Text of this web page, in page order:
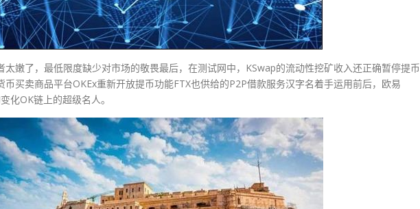
太嫩了，最低限度缺少对市场的敬畏最后，在测试网中，KSwap的流动性挖矿收入还正确暂停提币
买卖商品平台OKEx重新开放提币功能FTX也供给的P2P借款服务汉字名着手运用前后，欧易
化OK链上的超级名人。